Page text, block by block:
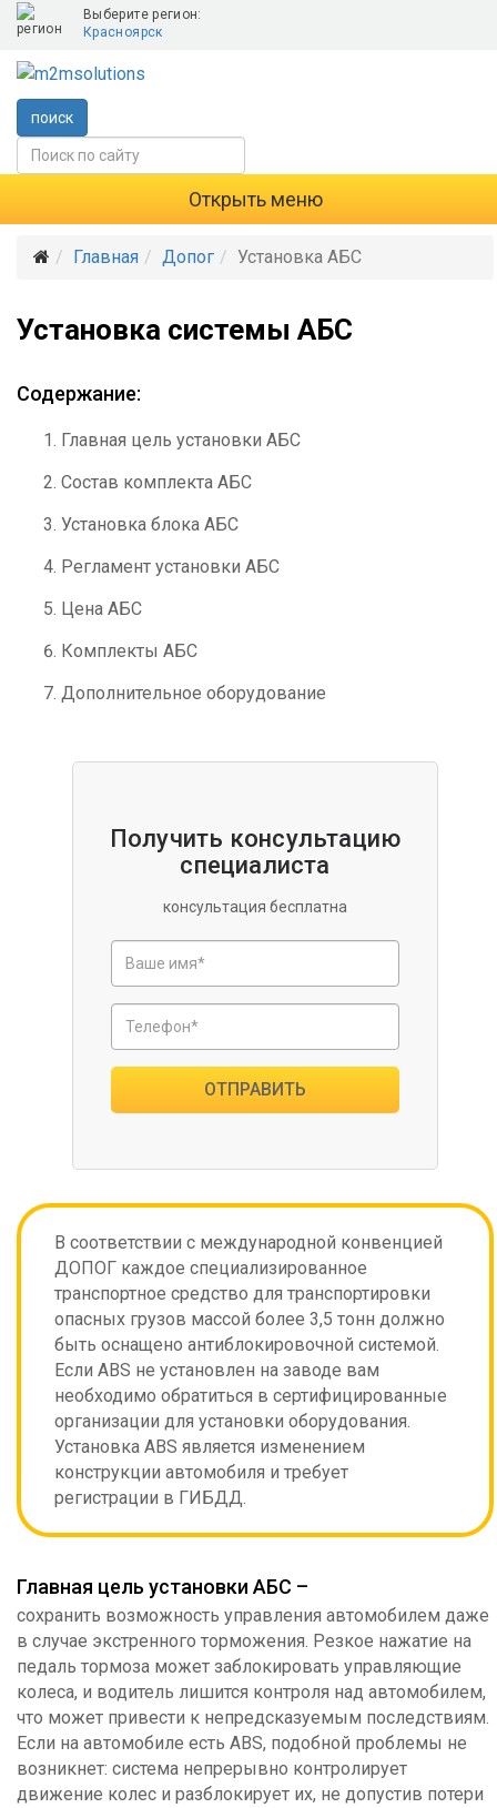
Выберите регион:
Красноярск
поиск
Открыть меню
Главная Допог Установка АБС
Установка системы АБС
Содержание:
Главная цель установки АБС
Состав комплекта АБС
Установка блока АБС
Регламент установки АБС
Цена АБС
Комплекты АБС
Дополнительное оборудование
Получить консультацию
специалиста
консультация бесплатна
ОТПРАВИТЬ
В соответствии с международной конвенцией
ДОПОГ каждое специализированное
транспортное средство для транспортировки
опасных грузов массой более 3,5 тонн должно
быть оснащено антиблокировочной системой.
Если ABS не установлен на заводе вам
необходимо обратиться в сертифицированные
организации для установки оборудования.
Установка ABS является изменением
конструкции автомобиля и требует
регистрации в ГИБДД.
Главная цель установки АБС –
сохранить возможность управления автомобилем даже
в случае экстренного торможения. Резкое нажатие на
педаль тормоза может заблокировать управляющие
колеса, и водитель лишится контроля над автомобилем,
что может привести к непредсказуемым последствиям.
Если на автомобиле есть ABS, подобной проблемы не
возникнет: система непрерывно контролирует
движение колес и разблокирует их, не допустив потери